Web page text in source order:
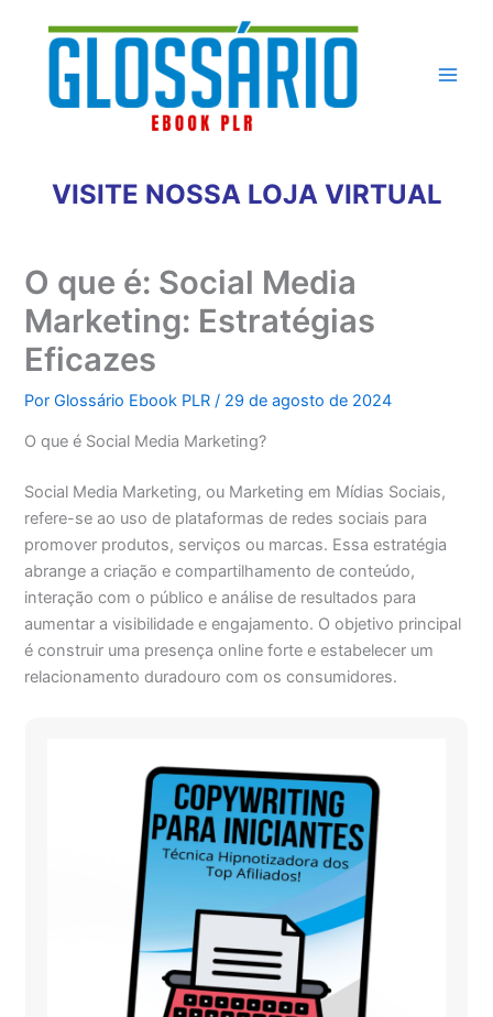
conteúdo
VISITE NOSSA LOJA VIRTUAL
O que é: Social Media
Marketing: Estratégias
Eficazes
PorGlossário Ebook PLR/ 29 de agosto de 2024
O que é Social Media Marketing?
Social Media Marketing, ou Marketing em Mídias Sociais,
refere-se ao uso de plataformas de redes sociais para
promover produtos, serviços ou marcas. Essa estratégia
abrange a criação e compartilhamento de conteúdo,
interação com o público e análise de resultados para
aumentar a visibilidade e engajamento. O objetivo principal
é construir uma presença online forte e estabelecer um
relacionamento duradouro com os consumidores.